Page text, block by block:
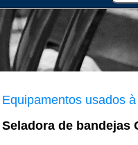
Equipamentos usados
Seladora de bandejas